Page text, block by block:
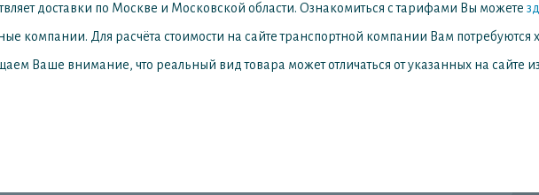
доставки по Москве и Московской области. Ознакомиться с тарифами Вы можете
компании. Для расчёта стоимости на сайте транспортной компании Вам
Ваше внимание, что реальный вид товара может отличаться от указанных на сайте